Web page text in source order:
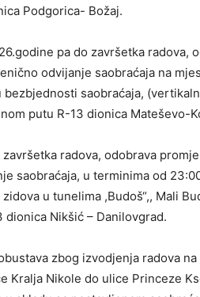
Podgorica- Božaj.
pa do završetka radova,
odvijanje saobraćaja na
saobraćaja,
putu R-13 dionica Mateševo-
radova, odobrava
saobraćaja, u terminima od
u tunelima ,Budoš“,, Mali
dionica Nikšić – Danilovgrad.
zbog izvodjenja radova
Kralja Nikole do ulice Princeze